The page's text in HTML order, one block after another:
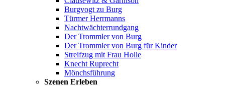
Burgvogt zu Burg
Türmer Herrmanns
Nachtwächterrundgang
Der Trommler von Burg
Der Trommler von Burg für Kinder
Streifzug mit Frau Holle
Knecht Ruprecht
Mönchsführung
Szenen Erleben